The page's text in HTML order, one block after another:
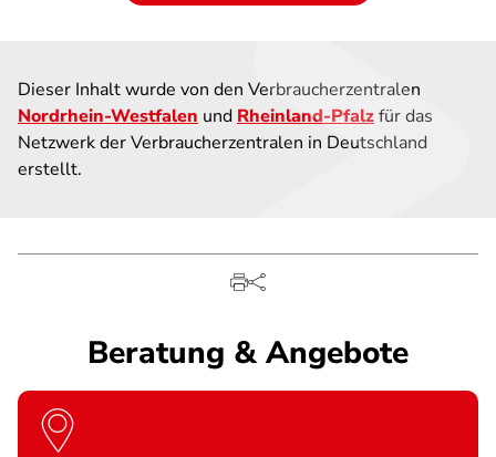
Dieser Inhalt wurde von den Verbraucherzentralen
Nordrhein-Westfalen und Rheinland-Pfalzfür das
Netzwerk der Verbraucherzentralen in Deutschland
erstellt.
Beratung & Angebote